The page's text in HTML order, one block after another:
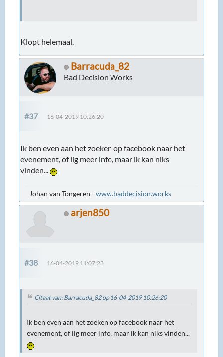
Klopt helemaal.
Barracuda_82
Bad Decision Works
#37 16-04-2019 10:26:20
Ik ben even aan het zoeken op facebook naar het
evenement, of iig meer info, maar ik kan niks
vinden...
Johan van Tongeren -www.baddecision.works
arjen850
#38 16-04-2019 11:07:23
Citaat van: Barracuda_82 op 16-04-2019 10:26:20
Ik ben even aan het zoeken op facebook naar het
evenement, of iig meer info, maar ik kan niks vinden...